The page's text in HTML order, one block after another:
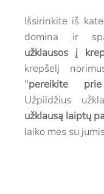
Išsirinkite iš
domina ir
užklausos į
krepšelį
"pereikite
Užpildžius
užklausą laiptų
laiko mes su